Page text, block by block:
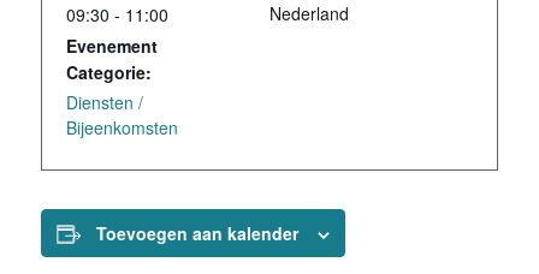
09:30 - 11:00
Evenement
Categorie:
Diensten /
Bijeenkomsten
Nederland
Toevoegen aan kalender